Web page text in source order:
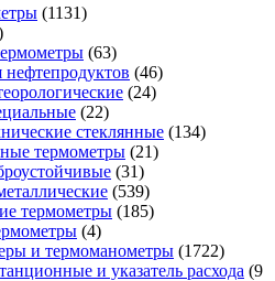
11311131
6363
товара
4646
2424
2222
товара
стеклянные 134134
термометры 2121
3131
товар
539539
товаров
термометры 185185
44
товара
и термоманометры 17221722
товара
и указатель расхода 9